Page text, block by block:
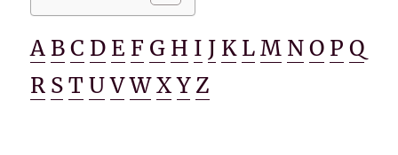
A B C D E F G H I J K L M N O P Q
R S T U VWX Y Z